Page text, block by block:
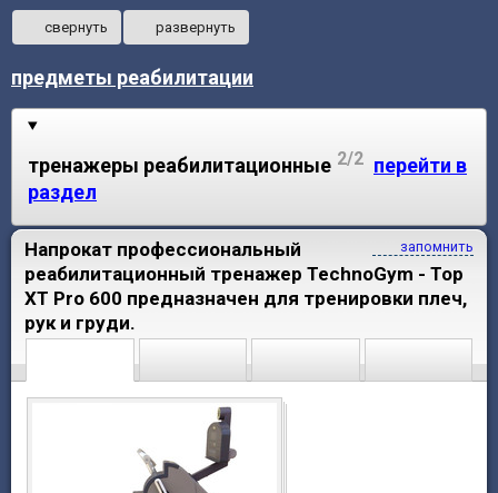
свернуть развернуть
предметы реабилитации
тренажеры реабилитационные 2/2 перейти в
раздел
запомнить
Напрокат профессиональный
реабилитационный тренажер TechnoGym - Top
XT Pro 600 предназначен для тренировки плеч,
рук и груди.